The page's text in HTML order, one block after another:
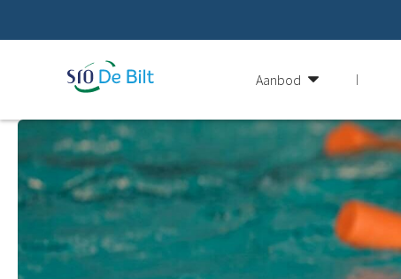
Aanbod